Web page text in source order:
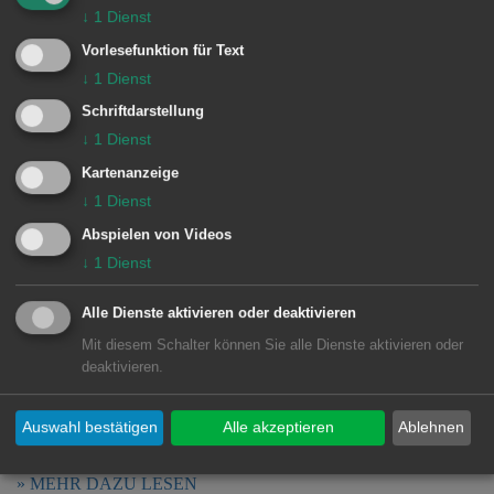
15.07.2008
Kapitell kehrt auf den Stefansplatz
zurück
SHW spendet Replik des Kunstschatzes
MEHR DAZU LESEN
25.09.2006
Kinderkur im Heilstollen
fünftägige Kinderkur mit erlebnisreichem
Aufenthalt unter Tage.
MEHR DAZU LESEN
↓ 1 Dienst
Vorlesefunktion für Text
↓ 1 Dienst
Schriftdarstellung
↓ 1 Dienst
Kartenanzeige
↓ 1 Dienst
Abspielen von Videos
↓ 1 Dienst
Alle Dienste aktivieren oder deaktivieren
Mit diesem Schalter können Sie alle Dienste aktivieren oder
deaktivieren.
Ablehnen
Auswahl bestätigen Alle akzeptieren